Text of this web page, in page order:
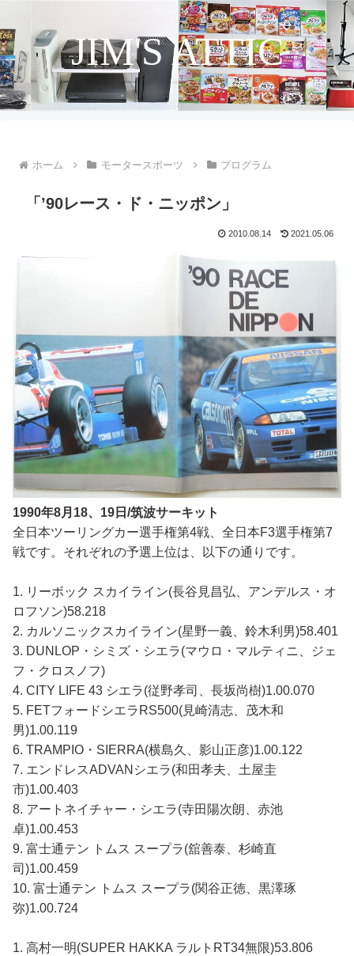
JIM'S ATTIC
ホーム モータースポーツ プログラム
「’90レース・ド・ニッポン」
2010.08.14 2021.05.06
1990年8月18、19日/筑波サーキット
全日本ツーリングカー選手権第4戦、全日本F3選手権第7
戦です。それぞれの予選上位は、以下の通りです。
1. リーボック スカイライン(長谷見昌弘、アンデルス・オ
ロフソン)58.218
2. カルソニックスカイライン(星野一義、鈴木利男)58.401
3. DUNLOP・シミズ・シエラ(マウロ・マルティニ、ジェ
フ・クロスノフ)
4. CITY LIFE 43 シエラ(従野孝司、長坂尚樹)1.00.070
5. FETフォードシエラRS500(見崎清志、茂木和
男)1.00.119
6. TRAMPIO・SIERRA(横島久、影山正彦)1.00.122
7. エンドレスADVANシエラ(和田孝夫、土屋圭
市)1.00.403
8. アートネイチャー・シエラ(寺田陽次朗、赤池
卓)1.00.453
9. 富士通テン トムス スープラ(舘善泰、杉崎直
司)1.00.459
10. 富士通テン トムス スープラ(関谷正徳、黒澤琢
弥)1.00.724
1. 高村一明(SUPER HAKKA ラルトRT34無限)53.806